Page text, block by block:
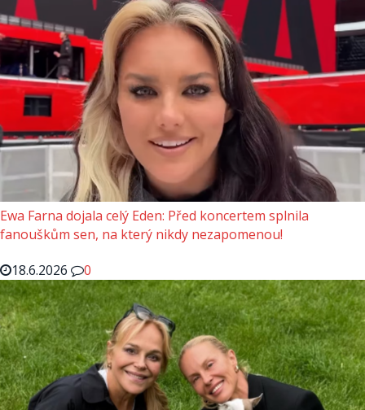
Ewa Farna dojala celý Eden: Před koncertem splnila
fanouškům sen, na který nikdy nezapomenou!
18.6.2026
0